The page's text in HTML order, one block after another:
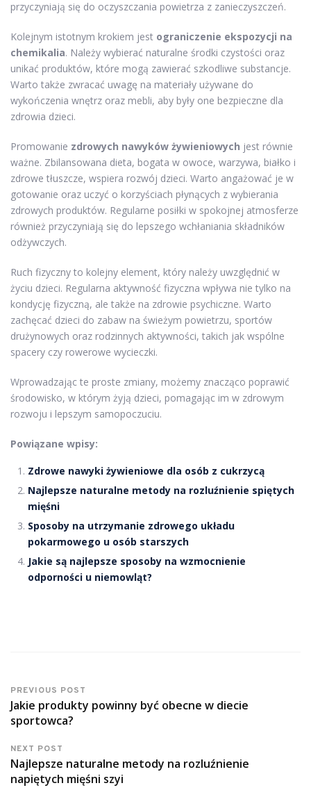
przyczyniają się do oczyszczania powietrza z zanieczyszczeń.
Kolejnym istotnym krokiem jest ograniczenie ekspozycji na
chemikalia. Należy wybierać naturalne środki czystości oraz
unikać produktów, które mogą zawierać szkodliwe substancje.
Warto także zwracać uwagę na materiały używane do
wykończenia wnętrz oraz mebli, aby były one bezpieczne dla
zdrowia dzieci.
Promowanie zdrowych nawyków żywieniowych jest równie
ważne. Zbilansowana dieta, bogata w owoce, warzywa, białko i
zdrowe tłuszcze, wspiera rozwój dzieci. Warto angażować je w
gotowanie oraz uczyć o korzyściach płynących z wybierania
zdrowych produktów. Regularne posiłki w spokojnej atmosferze
również przyczyniają się do lepszego wchłaniania składników
odżywczych.
Ruch fizyczny to kolejny element, który należy uwzględnić w
życiu dzieci. Regularna aktywność fizyczna wpływa nie tylko na
kondycję fizyczną, ale także na zdrowie psychiczne. Warto
zachęcać dzieci do zabaw na świeżym powietrzu, sportów
drużynowych oraz rodzinnych aktywności, takich jak wspólne
spacery czy rowerowe wycieczki.
Wprowadzając te proste zmiany, możemy znacząco poprawić
środowisko, w którym żyją dzieci, pomagając im w zdrowym
rozwoju i lepszym samopoczuciu.
Powiązane wpisy:
Zdrowe nawyki żywieniowe dla osób z cukrzycą
Najlepsze naturalne metody na rozluźnienie spiętych
mięśni
Sposoby na utrzymanie zdrowego układu
pokarmowego u osób starszych
Jakie są najlepsze sposoby na wzmocnienie
odporności u niemowląt?
PREVIOUS POST
Jakie produkty powinny być obecne w diecie
sportowca?
NEXT POST
Najlepsze naturalne metody na rozluźnienie
napiętych mięśni szyi